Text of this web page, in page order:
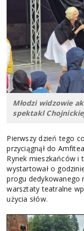
Młodzi widzowie
spektakl
Pierwszy dzień tego
przyciągnął do
Rynek mieszkańców i
wystartował o
progu dedykowanego
warsztaty teatralne
użycia słów.